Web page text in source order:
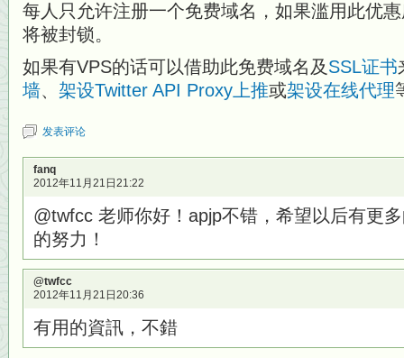
每人只允许注册一个免费域名，如果滥用此优
将被封锁。
如果有VPS的话可以借助此免费域名及 SSL证书
墙、 架设Twitter API Proxy上推或架设在线代理
发表评论
fanq
2012年11月21日21:22
@twfcc 老师你好！apjp不错，希望以后有更
的努力！
@twfcc
2012年11月21日20:36
有用的資訊，不錯